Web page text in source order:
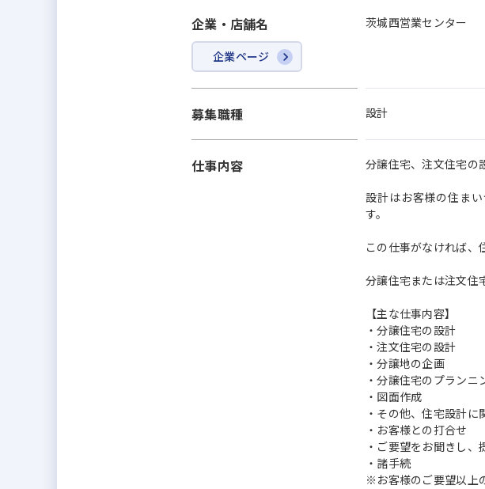
企業・店舗名
企業ページ
茨城西営業センター
募集職種 設計
仕事内容 分譲住宅、注文住宅の
設計はお客様の住ま
す。
この仕事がなければ、
分譲住宅または注文住
【主な仕事内容】
・分譲住宅の設計
・注文住宅の設計
・分譲地の企画
・分譲住宅のプランニ
・図面作成
・その他、住宅設計に
・お客様との打合せ
・ご要望をお聞きし、
・諸手続
※お客様のご要望以上